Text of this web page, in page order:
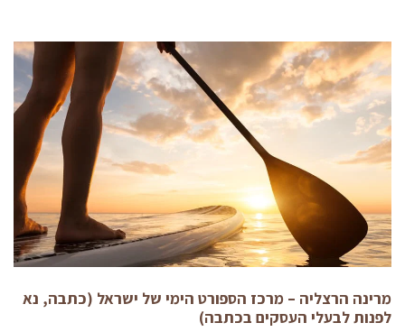
מרינה הרצליה – מרכז הספורט הימי של ישראל (כתבה, נא
לפנות לבעלי העסקים בכתבה)